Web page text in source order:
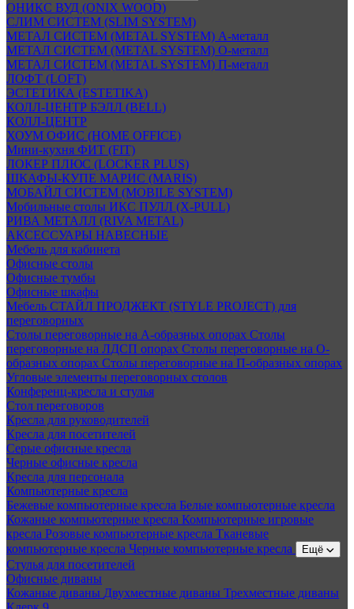
ОНИКС ВУД (ONIX WOOD)
СЛИМ СИСТЕМ (SLIM SYSTEM)
МЕТАЛ СИСТЕМ (METAL SYSTEM) А-металл
МЕТАЛ СИСТЕМ (METAL SYSTEM) О-металл
МЕТАЛ СИСТЕМ (METAL SYSTEM) П-металл
ЛОФТ (LOFT)
ЭСТЕТИКА (ESTETIKA)
КОЛЛ-ЦЕНТР БЭЛЛ (BELL)
КОЛЛ-ЦЕНТР
ХОУМ ОФИС (HOME OFFICE)
Мини-кухня ФИТ (FIT)
ЛОКЕР ПЛЮС (LOCKER PLUS)
ШКАФЫ-КУПЕ МАРИС (MARIS)
МОБАЙЛ СИСТЕМ (MOBILE SYSTEM)
Мобильные столы ИКС ПУЛЛ (X-PULL)
РИВА МЕТАЛЛ (RIVA METAL)
АКСЕССУАРЫ НАВЕСНЫЕ
Мебель для кабинета
Офисные столы
Офисные тумбы
Офисные шкафы
Мебель СТАЙЛ ПРОДЖЕКТ (STYLE PROJECT) для
переговорных
Столы переговорные на А-образных опорах Столы
переговорные на ЛДСП опорах Столы переговорные на О-
образных опорах Столы переговорные на П-образных опорах
Угловые элементы переговорных столов
Конференц-кресла и стулья
Стол переговоров
Кресла для руководителей
Кресла для посетителей
Серые офисные кресла
Черные офисные кресла
Кресла для персонала
Компьютерные кресла
Бежевые компьютерные кресла Белые компьютерные кресла
Кожаные компьютерные кресла Компьютерные игровые
кресла Розовые компьютерные кресла Тканевые
компьютерные кресла Черные компьютерные кресла Ещё
Стулья для посетителей
Офисные диваны
Кожаные диваны Двухместные диваны Трехместные диваны